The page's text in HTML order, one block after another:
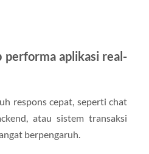
performa aplikasi real-
respons cepat, seperti chat
atau sistem transaksi
berpengaruh.